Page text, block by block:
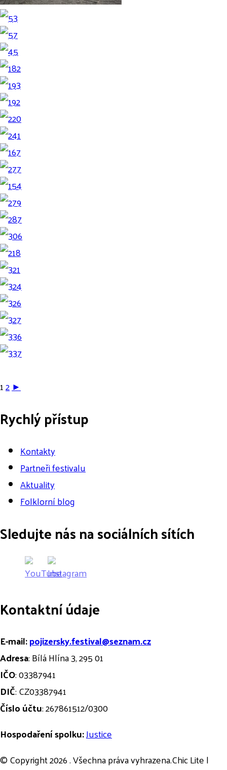
12►
Rychlý přístup
Kontakty
Partneři festivalu
Aktuality
Folklorní blog
Sledujte nás na sociálních sítích
Kontaktní údaje
E-mail:pojizersky.festival@seznam.cz
Adresa: Bílá Hlína 3, 295 01
IČO: 03387941
DIČ: CZ03387941
Číslo účtu: 267861512/0300
Hospodaření spolku:Justice
© Copyright 2026. Všechna práva vyhrazena.Chic Lite |